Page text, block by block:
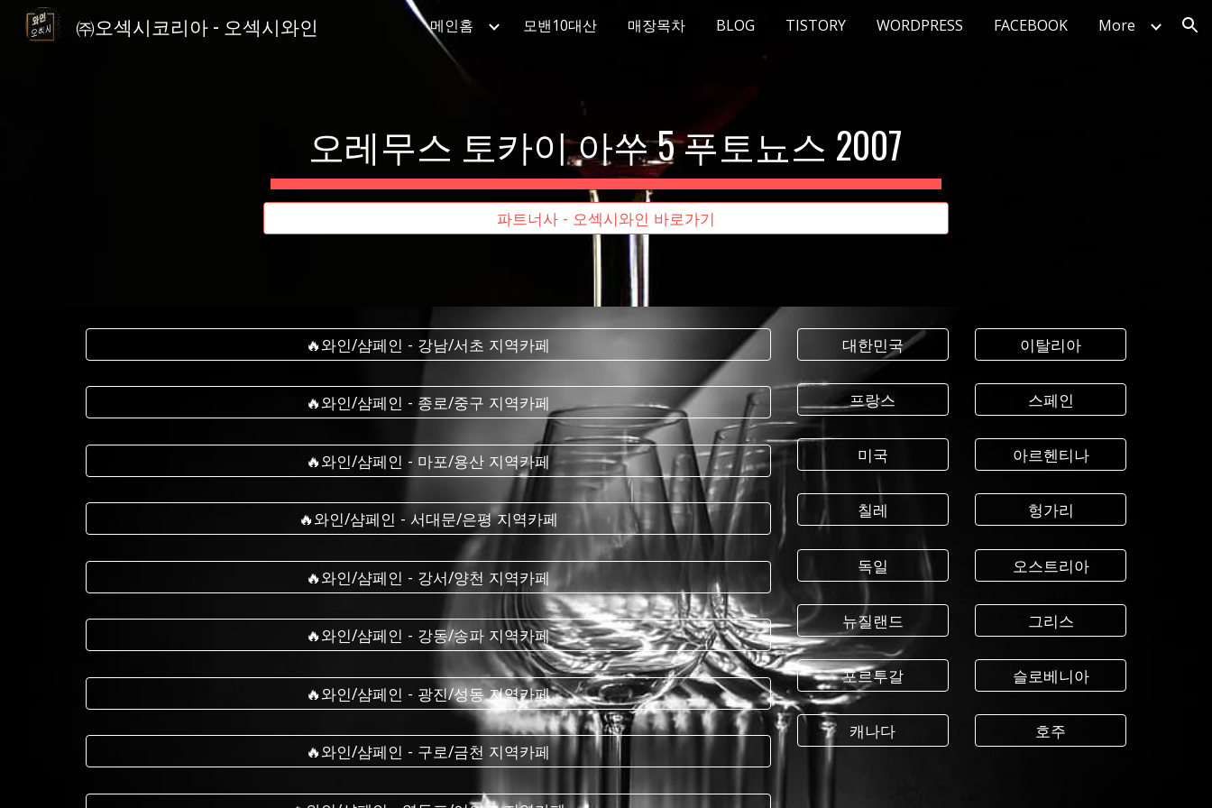
Skip to main content Skip to navigation
㈜오섹시코리아 - 오섹시와인 메인홈 모밴10대산 매장목차 BLOG TISTORY WORDPRESS FACEBOOK More
오레무스 토카이 아쑤 5 푸토뇨스 2007
파트너사 - 오섹시와인 바로가기
🔥와인/샴페인 - 강남/서초 지역카페
🔥와인/샴페인 - 종로/중구 지역카페
🔥와인/샴페인 - 마포/용산 지역카페
🔥와인/샴페인 - 서대문/은평 지역카페
🔥와인/샴페인 - 강서/양천 지역카페
🔥와인/샴페인 - 강동/송파 지역카페
🔥와인/샴페인 - 광진/성동 지역카페
🔥와인/샴페인 - 구로/금천 지역카페
대한민국
프랑스
미국
칠레
독일
뉴질랜드
포르투갈
캐나다
이탈리아
스페인
아르헨티나
헝가리
오스트리아
그리스
슬로베니아
호주